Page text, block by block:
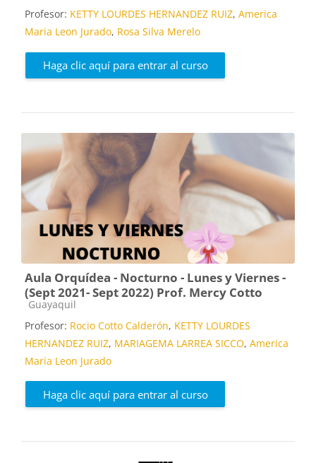
Profesor: KETTY LOURDES HERNANDEZ RUIZ, America
Maria Leon Jurado, Rosa Silva Merelo
Haga clic aquí para entrar al curso
Aula Orquídea - Nocturno - Lunes y Viernes -
(Sept 2021- Sept 2022) Prof. Mercy Cotto
Categoría de cursos
Guayaquil
Profesor: Rocio Cotto Calderón, KETTY LOURDES
HERNANDEZ RUIZ, MARIAGEMA LARREA SICCO, America
Maria Leon Jurado
Haga clic aquí para entrar al curso